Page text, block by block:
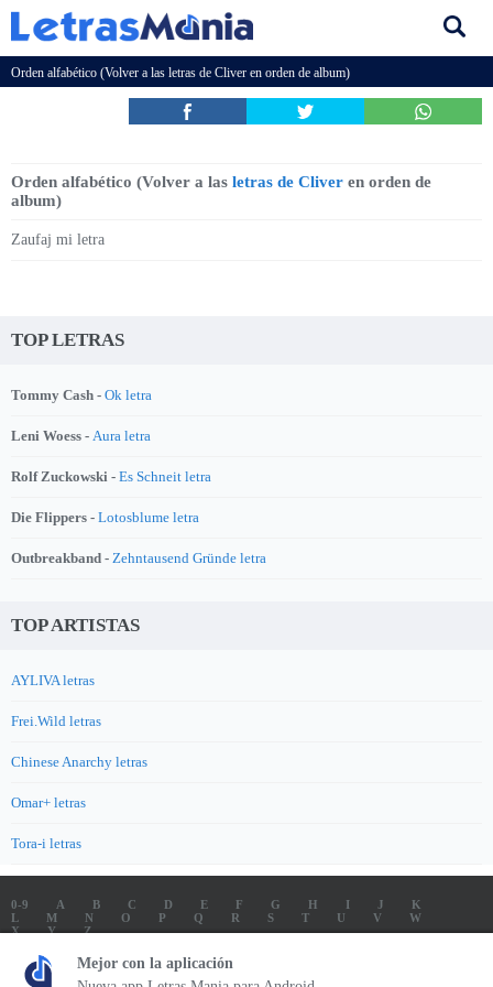
Orden alfabético (Volver a las letras de Cliver en orden de album)
Orden alfabético (Volver a las letras de Cliver en orden de
album)
Zaufaj mi letra
TOP LETRAS
Tommy Cash - Ok letra
Leni Woess - Aura letra
Rolf Zuckowski - Es Schneit letra
Die Flippers - Lotosblume letra
Outbreakband - Zehntausend Gründe letra
TOP ARTISTAS
AYLIVA letras
Frei.Wild letras
Chinese Anarchy letras
Omar+ letras
Tora-i letras
0-9 A B C D E F G H I J
K
L
M N O P Q R S T U V
W
X
Y
Z
LETRAS
SOUNDTRACK LETRAS
TOP 100 LETRAS
ENVIA LETRAS
Mejor con la aplicación